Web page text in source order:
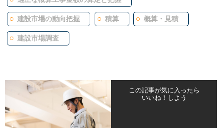
建設市場の動向把握 積算 概算・見積
建設市場調査
この記事が気に入ったら
いいね！しよう